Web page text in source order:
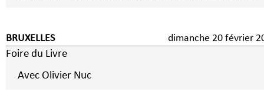
BRUXELLES dimanche 20 février
Foire du Livre
Avec Olivier Nuc